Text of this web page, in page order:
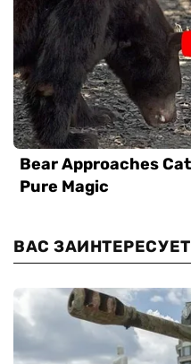
ВАС ЗАИНТЕРЕСУЕТ